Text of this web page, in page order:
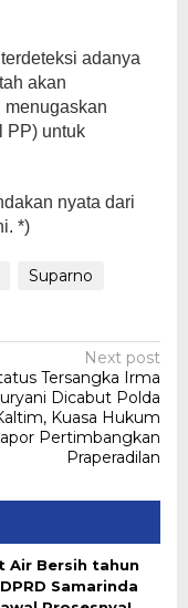
adanya
akan
PP) untuk
nyata dari
*)
Suparno
Next post
Tersangka Irma
Dicabut Polda
Kuasa Hukum
Pertimbangkan
Praperadilan
Air Bersih tahun
Samarinda